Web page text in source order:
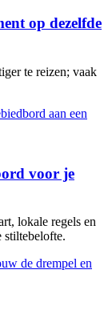
op dezelfde
te reizen; vaak
voor je
lokale regels en
stiltebelofte.